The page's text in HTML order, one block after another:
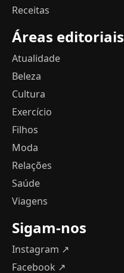
Receitas
Áreas editoriais
Atualidade
Beleza
Cultura
Exercício
Filhos
Moda
Relações
Saúde
Viagens
Sigam-nos
Instagram ↗
Facebook ↗